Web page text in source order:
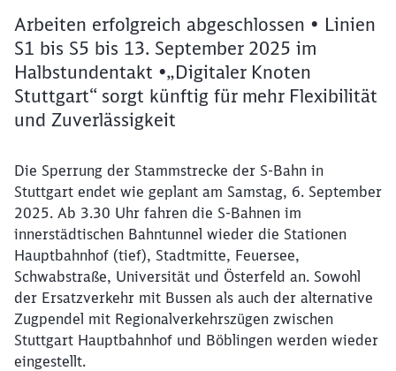
Arbeiten erfolgreich abgeschlossen • Linien
S1 bis S5 bis 13. September 2025 im
Halbstundentakt •„Digitaler Knoten
Stuttgart“ sorgt künftig für mehr Flexibilität
und Zuverlässigkeit
Die Sperrung der Stammstrecke der S-Bahn in
Stuttgart endet wie geplant am Samstag, 6. September
2025. Ab 3.30 Uhr fahren die S-Bahnen im
innerstädtischen Bahntunnel wieder die Stationen
Hauptbahnhof (tief), Stadtmitte, Feuersee,
Schwabstraße, Universität und Österfeld an. Sowohl
der Ersatzverkehr mit Bussen als auch der alternative
Zugpendel mit Regionalverkehrszügen zwischen
Stuttgart Hauptbahnhof und Böblingen werden wieder
eingestellt.